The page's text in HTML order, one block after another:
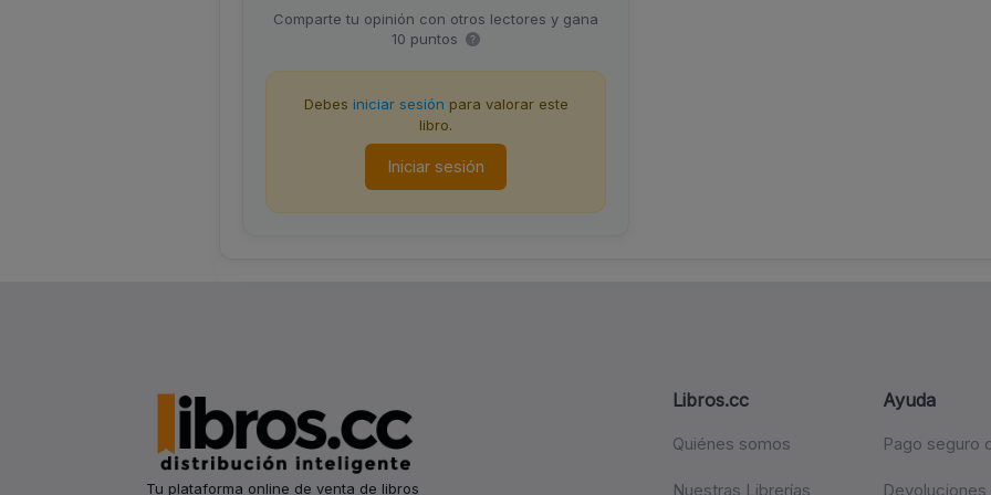
Comparte tu opinión con otros lectores y gana
10 puntos
Debes iniciar sesión para valorar este
libro.
Iniciar sesión
Tu plataforma online de venta de libros
Libros.cc
Quiénes somos
Nuestras Librerías
Ayuda
Pago seguro
Devoluciones